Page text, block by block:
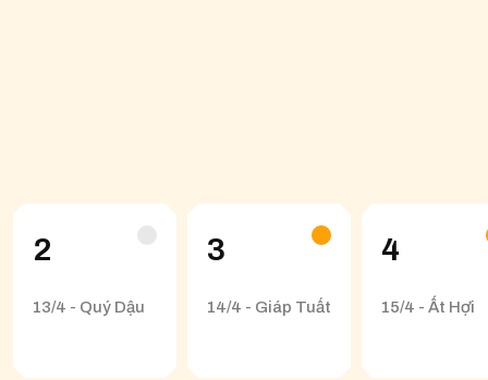
2
13/4 - Quý Dậu
3
14/4 - Giáp Tuất
4
15/4 - Ất Hợi